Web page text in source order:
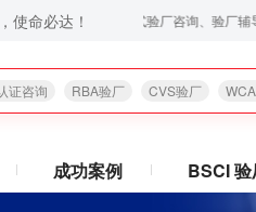
使命必达！
验厂等一站式验厂咨询、验厂辅导服务,
证咨询 RBA验厂 CVS验厂
成功案例 BSCI 验